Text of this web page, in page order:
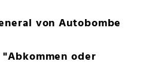
von Autobombe
oder